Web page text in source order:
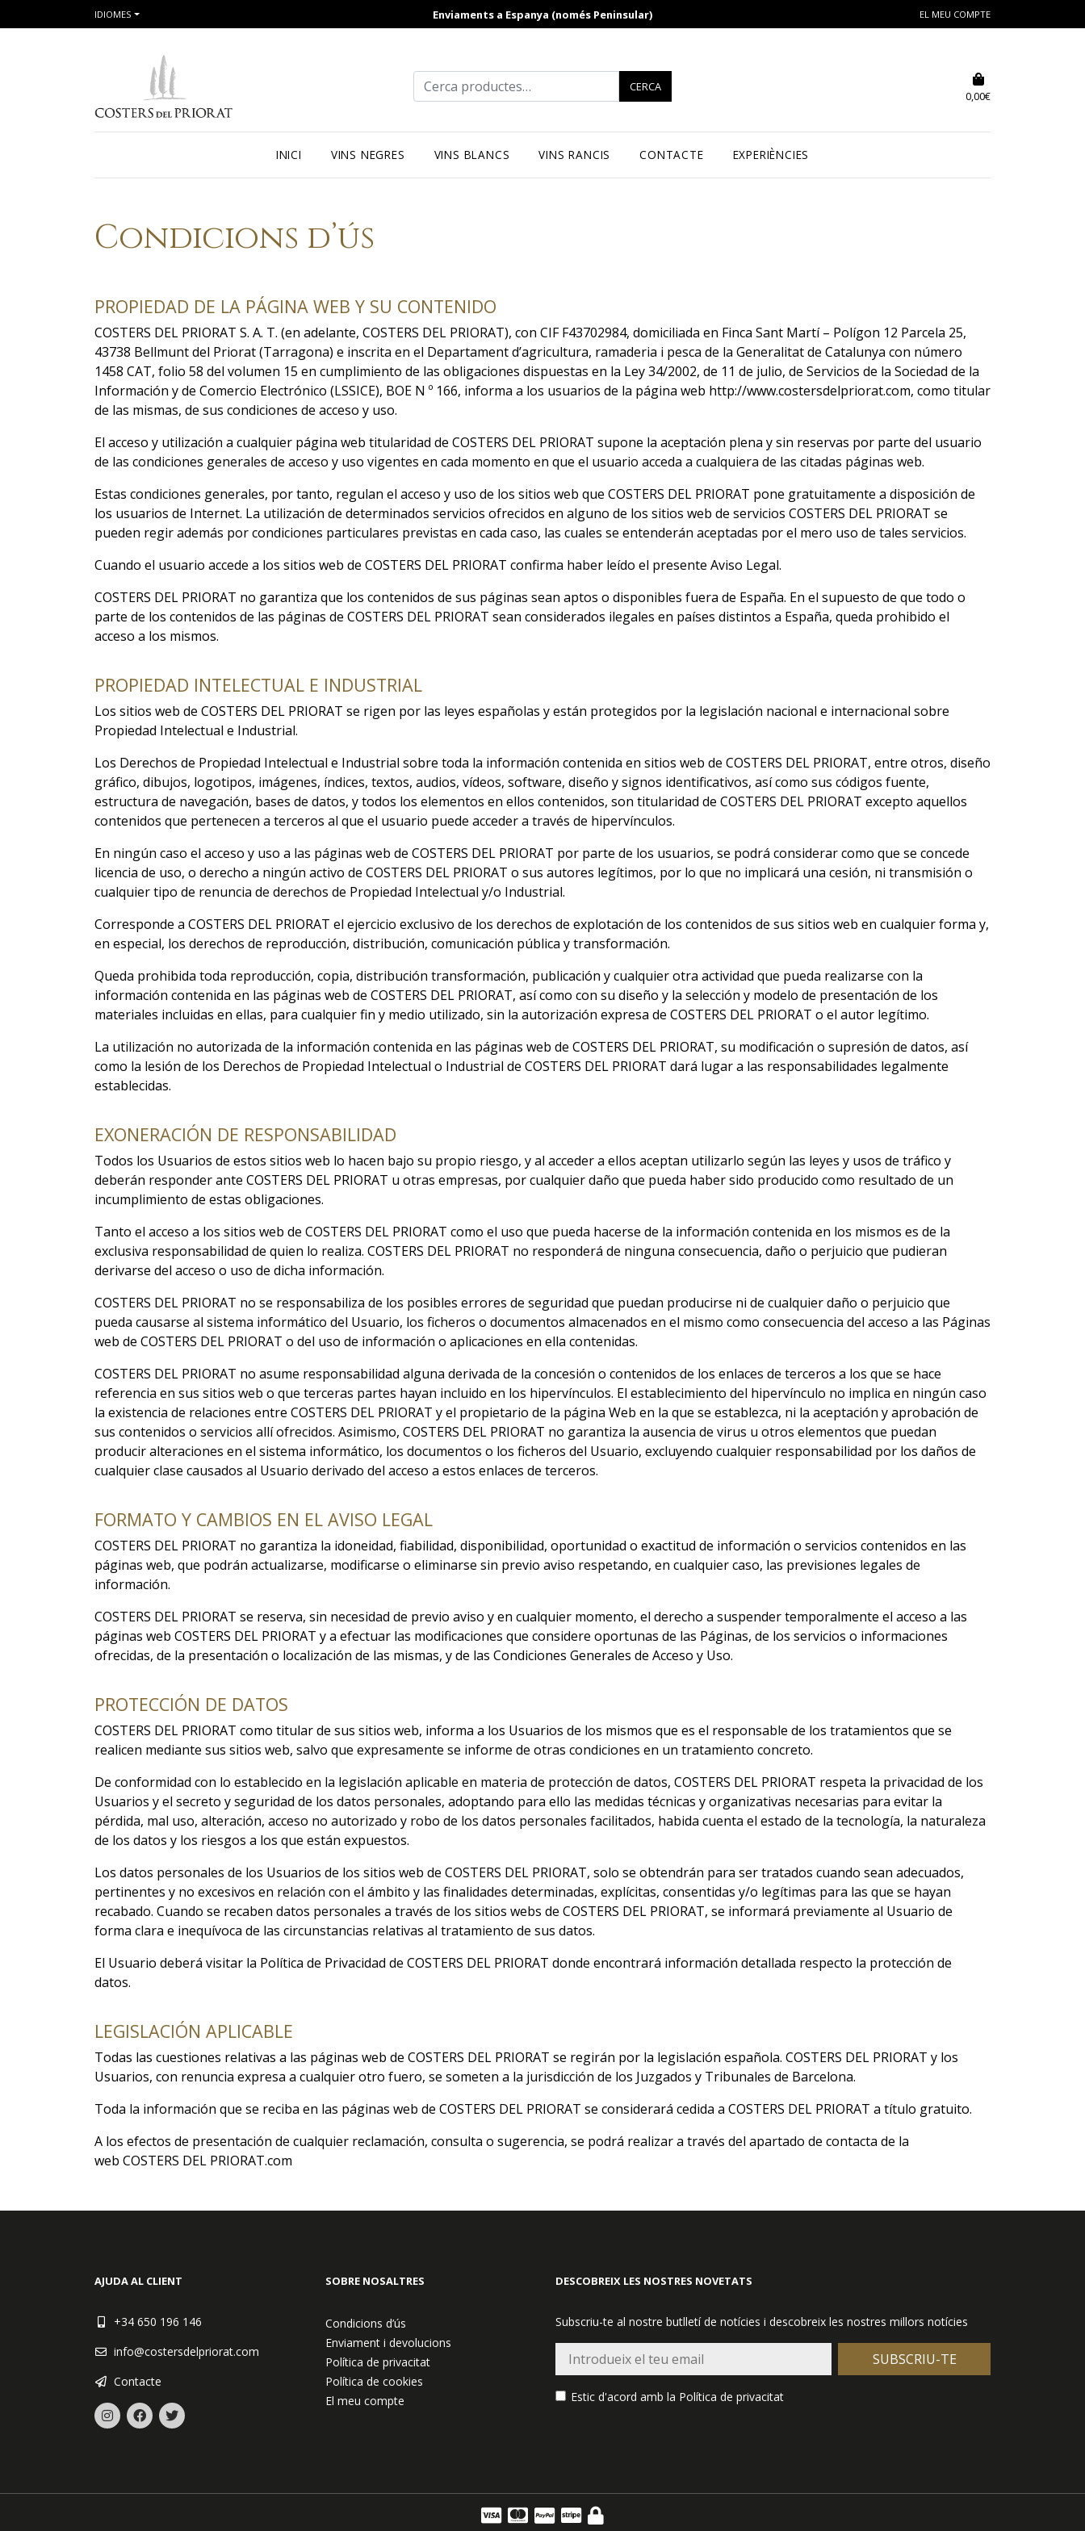
IDIOMES Enviaments a Espanya (només Peninsular) EL MEU COMPTE
INICI VINS NEGRES VINS BLANCS VINS RANCIS CONTACTE EXPERIÈNCIES
CERCA
0,00€
Condicions d’ús
PROPIEDAD DE LA PÁGINA WEB Y SU CONTENIDO
COSTERS DEL PRIORAT S. A. T. (en adelante, COSTERS DEL PRIORAT), con CIF F43702984, domiciliada en Finca Sant Martí – Polígon 12 Parcela 25,
43738 Bellmunt del Priorat (Tarragona) e inscrita en el Departament d’agricultura, ramaderia i pesca de la Generalitat de Catalunya con número
1458 CAT, folio 58 del volumen 15 en cumplimiento de las obligaciones dispuestas en la Ley 34/2002, de 11 de julio, de Servicios de la Sociedad de la
Información y de Comercio Electrónico (LSSICE), BOE N º 166, informa a los usuarios de la página web http://www.costersdelpriorat.com, como titular
de las mismas, de sus condiciones de acceso y uso.
El acceso y utilización a cualquier página web titularidad de COSTERS DEL PRIORAT supone la aceptación plena y sin reservas por parte del usuario
de las condiciones generales de acceso y uso vigentes en cada momento en que el usuario acceda a cualquiera de las citadas páginas web.
Estas condiciones generales, por tanto, regulan el acceso y uso de los sitios web que COSTERS DEL PRIORAT pone gratuitamente a disposición de
los usuarios de Internet. La utilización de determinados servicios ofrecidos en alguno de los sitios web de servicios COSTERS DEL PRIORAT se
pueden regir además por condiciones particulares previstas en cada caso, las cuales se entenderán aceptadas por el mero uso de tales servicios.
Cuando el usuario accede a los sitios web de COSTERS DEL PRIORAT confirma haber leído el presente Aviso Legal.
COSTERS DEL PRIORAT no garantiza que los contenidos de sus páginas sean aptos o disponibles fuera de España. En el supuesto de que todo o
parte de los contenidos de las páginas de COSTERS DEL PRIORAT sean considerados ilegales en países distintos a España, queda prohibido el
acceso a los mismos.
PROPIEDAD INTELECTUAL E INDUSTRIAL
Los sitios web de COSTERS DEL PRIORAT se rigen por las leyes españolas y están protegidos por la legislación nacional e internacional sobre
Propiedad Intelectual e Industrial.
Los Derechos de Propiedad Intelectual e Industrial sobre toda la información contenida en sitios web de COSTERS DEL PRIORAT, entre otros, diseño
gráfico, dibujos, logotipos, imágenes, índices, textos, audios, vídeos, software, diseño y signos identificativos, así como sus códigos fuente,
estructura de navegación, bases de datos, y todos los elementos en ellos contenidos, son titularidad de COSTERS DEL PRIORAT excepto aquellos
contenidos que pertenecen a terceros al que el usuario puede acceder a través de hipervínculos.
En ningún caso el acceso y uso a las páginas web de COSTERS DEL PRIORAT por parte de los usuarios, se podrá considerar como que se concede
licencia de uso, o derecho a ningún activo de COSTERS DEL PRIORAT o sus autores legítimos, por lo que no implicará una cesión, ni transmisión o
cualquier tipo de renuncia de derechos de Propiedad Intelectual y/o Industrial.
Corresponde a COSTERS DEL PRIORAT el ejercicio exclusivo de los derechos de explotación de los contenidos de sus sitios web en cualquier forma y,
en especial, los derechos de reproducción, distribución, comunicación pública y transformación.
Queda prohibida toda reproducción, copia, distribución transformación, publicación y cualquier otra actividad que pueda realizarse con la
información contenida en las páginas web de COSTERS DEL PRIORAT, así como con su diseño y la selección y modelo de presentación de los
materiales incluidas en ellas, para cualquier fin y medio utilizado, sin la autorización expresa de COSTERS DEL PRIORAT o el autor legítimo.
La utilización no autorizada de la información contenida en las páginas web de COSTERS DEL PRIORAT, su modificación o supresión de datos, así
como la lesión de los Derechos de Propiedad Intelectual o Industrial de COSTERS DEL PRIORAT dará lugar a las responsabilidades legalmente
establecidas.
EXONERACIÓN DE RESPONSABILIDAD
Todos los Usuarios de estos sitios web lo hacen bajo su propio riesgo, y al acceder a ellos aceptan utilizarlo según las leyes y usos de tráfico y
deberán responder ante COSTERS DEL PRIORAT u otras empresas, por cualquier daño que pueda haber sido producido como resultado de un
incumplimiento de estas obligaciones.
Tanto el acceso a los sitios web de COSTERS DEL PRIORAT como el uso que pueda hacerse de la información contenida en los mismos es de la
exclusiva responsabilidad de quien lo realiza. COSTERS DEL PRIORAT no responderá de ninguna consecuencia, daño o perjuicio que pudieran
derivarse del acceso o uso de dicha información.
COSTERS DEL PRIORAT no se responsabiliza de los posibles errores de seguridad que puedan producirse ni de cualquier daño o perjuicio que
pueda causarse al sistema informático del Usuario, los ficheros o documentos almacenados en el mismo como consecuencia del acceso a las Páginas
web de COSTERS DEL PRIORAT o del uso de información o aplicaciones en ella contenidas.
COSTERS DEL PRIORAT no asume responsabilidad alguna derivada de la concesión o contenidos de los enlaces de terceros a los que se hace
referencia en sus sitios web o que terceras partes hayan incluido en los hipervínculos. El establecimiento del hipervínculo no implica en ningún caso
la existencia de relaciones entre COSTERS DEL PRIORAT y el propietario de la página Web en la que se establezca, ni la aceptación y aprobación de
sus contenidos o servicios allí ofrecidos. Asimismo, COSTERS DEL PRIORAT no garantiza la ausencia de virus u otros elementos que puedan
producir alteraciones en el sistema informático, los documentos o los ficheros del Usuario, excluyendo cualquier responsabilidad por los daños de
cualquier clase causados al Usuario derivado del acceso a estos enlaces de terceros.
FORMATO Y CAMBIOS EN EL AVISO LEGAL
COSTERS DEL PRIORAT no garantiza la idoneidad, fiabilidad, disponibilidad, oportunidad o exactitud de información o servicios contenidos en las
páginas web, que podrán actualizarse, modificarse o eliminarse sin previo aviso respetando, en cualquier caso, las previsiones legales de
información.
COSTERS DEL PRIORAT se reserva, sin necesidad de previo aviso y en cualquier momento, el derecho a suspender temporalmente el acceso a las
páginas web COSTERS DEL PRIORAT y a efectuar las modificaciones que considere oportunas de las Páginas, de los servicios o informaciones
ofrecidas, de la presentación o localización de las mismas, y de las Condiciones Generales de Acceso y Uso.
PROTECCIÓN DE DATOS
COSTERS DEL PRIORAT como titular de sus sitios web, informa a los Usuarios de los mismos que es el responsable de los tratamientos que se
realicen mediante sus sitios web, salvo que expresamente se informe de otras condiciones en un tratamiento concreto.
De conformidad con lo establecido en la legislación aplicable en materia de protección de datos, COSTERS DEL PRIORAT respeta la privacidad de los
Usuarios y el secreto y seguridad de los datos personales, adoptando para ello las medidas técnicas y organizativas necesarias para evitar la
pérdida, mal uso, alteración, acceso no autorizado y robo de los datos personales facilitados, habida cuenta el estado de la tecnología, la naturaleza
de los datos y los riesgos a los que están expuestos.
Los datos personales de los Usuarios de los sitios web de COSTERS DEL PRIORAT, solo se obtendrán para ser tratados cuando sean adecuados,
pertinentes y no excesivos en relación con el ámbito y las finalidades determinadas, explícitas, consentidas y/o legítimas para las que se hayan
recabado. Cuando se recaben datos personales a través de los sitios webs de COSTERS DEL PRIORAT, se informará previamente al Usuario de
forma clara e inequívoca de las circunstancias relativas al tratamiento de sus datos.
El Usuario deberá visitar la Política de Privacidad de COSTERS DEL PRIORAT donde encontrará información detallada respecto la protección de
datos.
LEGISLACIÓN APLICABLE
Todas las cuestiones relativas a las páginas web de COSTERS DEL PRIORAT se regirán por la legislación española. COSTERS DEL PRIORAT y los
Usuarios, con renuncia expresa a cualquier otro fuero, se someten a la jurisdicción de los Juzgados y Tribunales de Barcelona.
Toda la información que se reciba en las páginas web de COSTERS DEL PRIORAT se considerará cedida a COSTERS DEL PRIORAT a título gratuito.
A los efectos de presentación de cualquier reclamación, consulta o sugerencia, se podrá realizar a través del apartado de contacta de la
web COSTERS DEL PRIORAT.com
AJUDA AL CLIENT
+34 650 196 146
info@costersdelpriorat.com
Contacte
SOBRE NOSALTRES
Condicions d’ús
Enviament i devolucions
Política de privacitat
Política de cookies
El meu compte
DESCOBREIX LES NOSTRES NOVETATS
Subscriu-te al nostre butlletí de notícies i descobreix les nostres millors notícies
SUBSCRIU-TE
Estic d'acord amb la Política de privacitat